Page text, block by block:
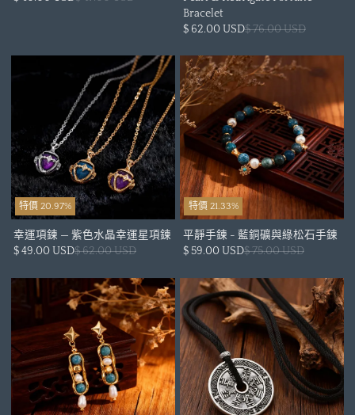
Bracelet
$ 62.00 USD$ 76.00 USD
特價 20.97%
幸運項鍊 — 紫色水晶幸運星項鍊
$ 49.00 USD$ 62.00 USD
特價 21.33%
平靜手鍊 - 藍銅礦與綠松石手鍊
$ 59.00 USD$ 75.00 USD